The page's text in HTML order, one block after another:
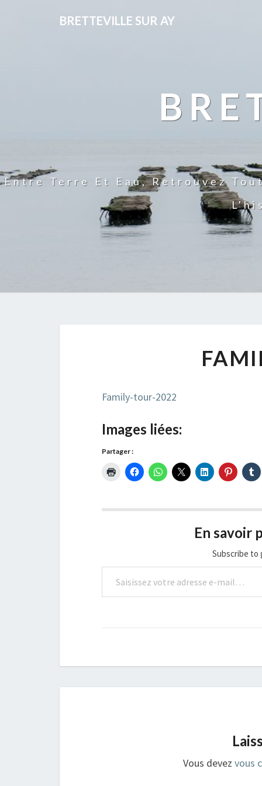
BRETTEVILLE SUR AY
Entre Terre Et Eau, Retrouvez
Family-tour-2022
Images liées:
Partager :
En savoir
Subscribe to
Saisissez votre adresse e-mail…
Vous devezvous